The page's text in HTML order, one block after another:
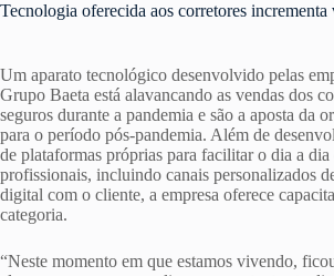
Tecnologia oferecida aos corretores incrementa
Um aparato tecnológico desenvolvido pelas
Grupo Baeta está alavancando as vendas dos
seguros durante a pandemia e são a aposta da
para o período pós-pandemia. Além de
de plataformas próprias para facilitar o dia a dia
profissionais, incluindo canais personalizados
digital com o cliente, a empresa oferece
categoria.
“Neste momento em que estamos vivendo,